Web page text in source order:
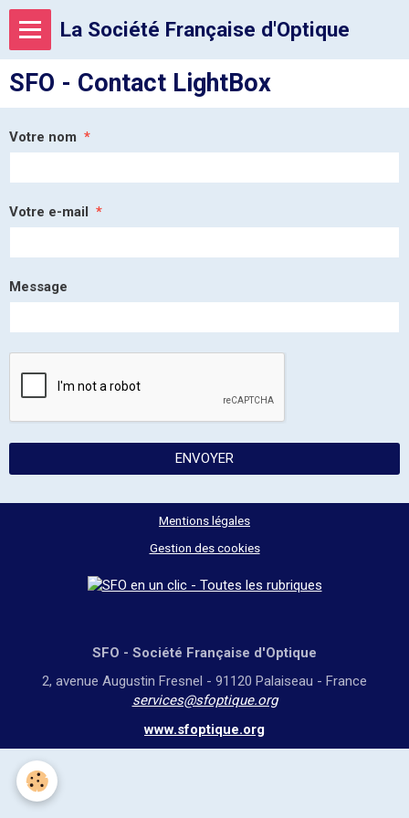
La Société Française d'Optique
SFO - Contact LightBox
Votre nom
Votre e-mail
Message
ENVOYER
Mentions légales
Gestion des cookies
SFO - Société Française d'Optique
2, avenue Augustin Fresnel - 91120 Palaiseau - France
services@sfoptique.org
www.sfoptique.org